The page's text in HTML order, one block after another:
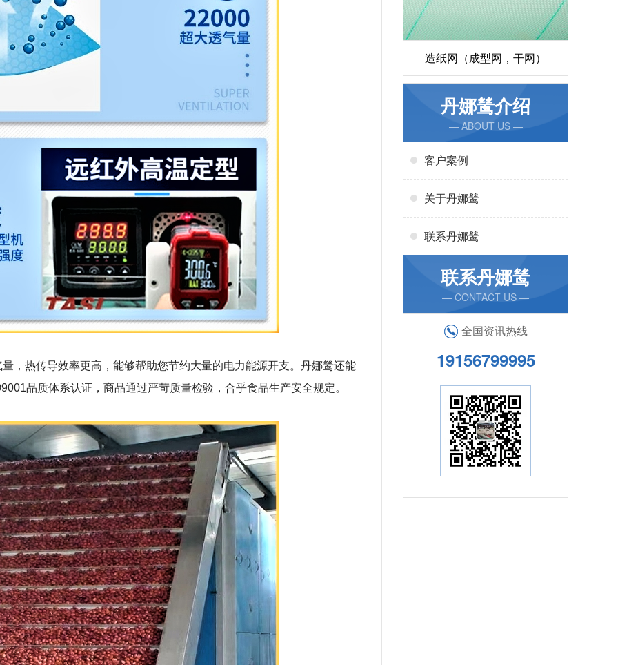
，热传导效率更高，能够帮助您节约大量的电力能源开支。丹娜鸶还能
品质体系认证，商品通过严苛质量检验，合乎食品生产安全规定。
造纸网（成型网，干网）
丹娜鸶介绍
— ABOUT US —
客户案例
关于丹娜鸶
联系丹娜鸶
联系丹娜鸶
— CONTACT US —
全国资讯热线
19156799995